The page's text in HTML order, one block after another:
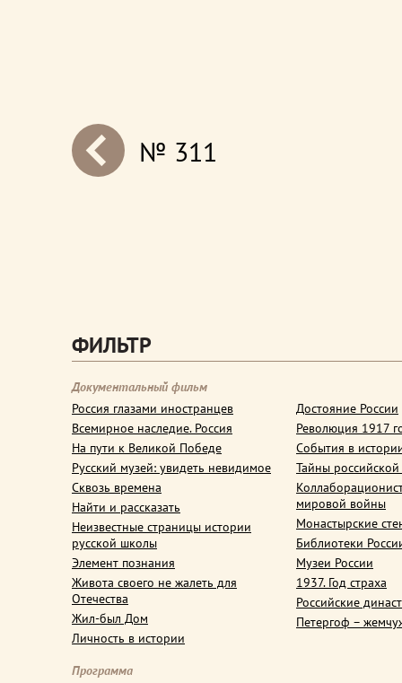
next№ 311
ФИЛЬТР
Документальный фильм
Россия глазами иностранцев
Всемирное наследие. Россия
На пути к Великой Победе
Русский музей: увидеть невидимое
Сквозь времена
Найти и рассказать
Неизвестные страницы истории
русской школы
Элемент познания
Живота своего не жалеть для
Отечества
Жил-был Дом
Личность в истории
Достояние России
Революция 1917
События в
Тайны
мировой войны
Монастырские
Библиотеки
Музеи России
1937. Год страха
Российские
Петергоф –
Программа